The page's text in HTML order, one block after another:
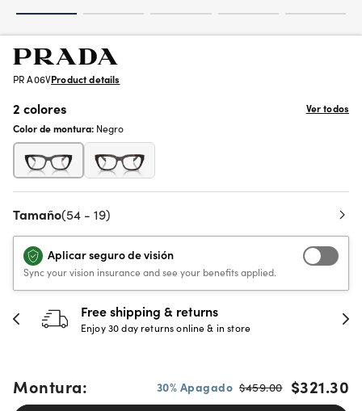
PR A06VProduct details
2 colores
Ver todos
Color de montura: Negro
Tamaño(54 - 19)
Aplicar seguro de visión
Sync your vision insurance and see your benefits applied.
Free shipping & returns
Enjoy 30 day returns online & in store
Montura: 30% Apagado $459.00 $321.30